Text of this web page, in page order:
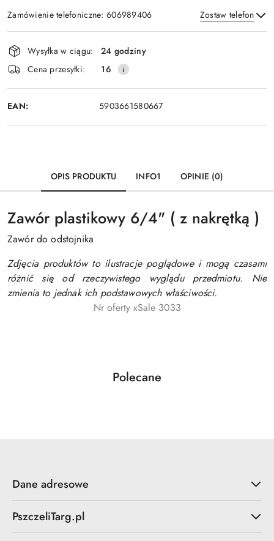
Zamówienie telefoniczne: 606989406 Zostaw telefon
Wyślij
Dostępność
i
dostawa
Wysyłka w ciągu:
24 godziny
Cena przesyłki:
16
EAN: 5903661580667
OPIS PRODUKTU INFO1 OPINIE (0)
Zawór plastikowy 6/4" ( z nakrętką )
Zawór do odstojnika
Zdjęcia produktów to ilustracje poglądowe i mogą czasami
różnić się od rzeczywistego wyglądu przedmiotu. Nie
zmienia to jednak ich podstawowych właściwości.
Nr oferty xSale 3033
Pomiń karuzelę produktów
Produkty
Polecane
Dane adresowe
PszczeliTarg.pl